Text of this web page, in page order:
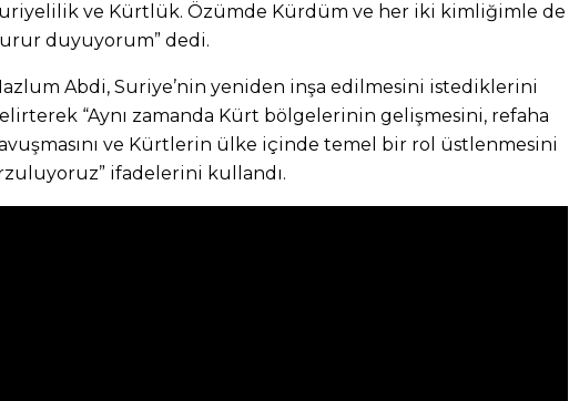
ve Kürtlük. Özümde Kürdüm ve her iki kimliğimle de
duyuyorum” dedi.
Abdi, Suriye’nin yeniden inşa edilmesini istediklerini
“Aynı zamanda Kürt bölgelerinin gelişmesini, refaha
ve Kürtlerin ülke içinde temel bir rol üstlenmesini
ifadelerini kullandı.